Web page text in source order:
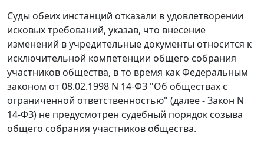
Суды обеих инстанций отказали в удовлетворении
исковых требований, указав, что внесение
изменений в учредительные документы относится к
исключительной компетенции общего собрания
участников общества, в то время какФедеральным
законом от 08.02.1998 N 14-ФЗ "Об обществах с
ограниченной ответственностью" (далее - Закон N
14-ФЗ) не предусмотрен судебный порядок созыва
общего собрания участников общества.